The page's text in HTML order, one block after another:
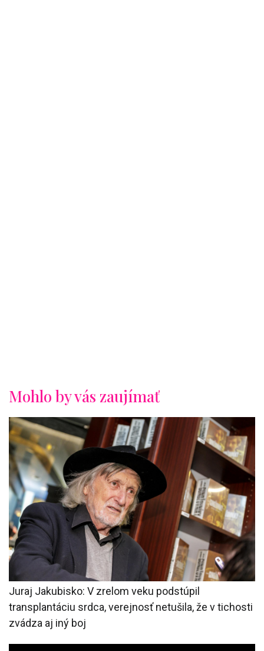
Mohlo by vás zaujímať
Juraj Jakubisko: V zrelom veku podstúpil
transplantáciu srdca, verejnosť netušila, že v tichosti
zvádza aj iný boj